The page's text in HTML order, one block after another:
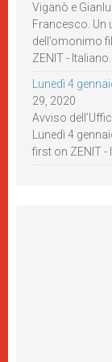
Viganò e
Francesco. Un
dell’omonimo
ZENIT - Italiano.
Lunedì 4
29, 2020
Avviso
Lunedì 4
first on ZENIT -